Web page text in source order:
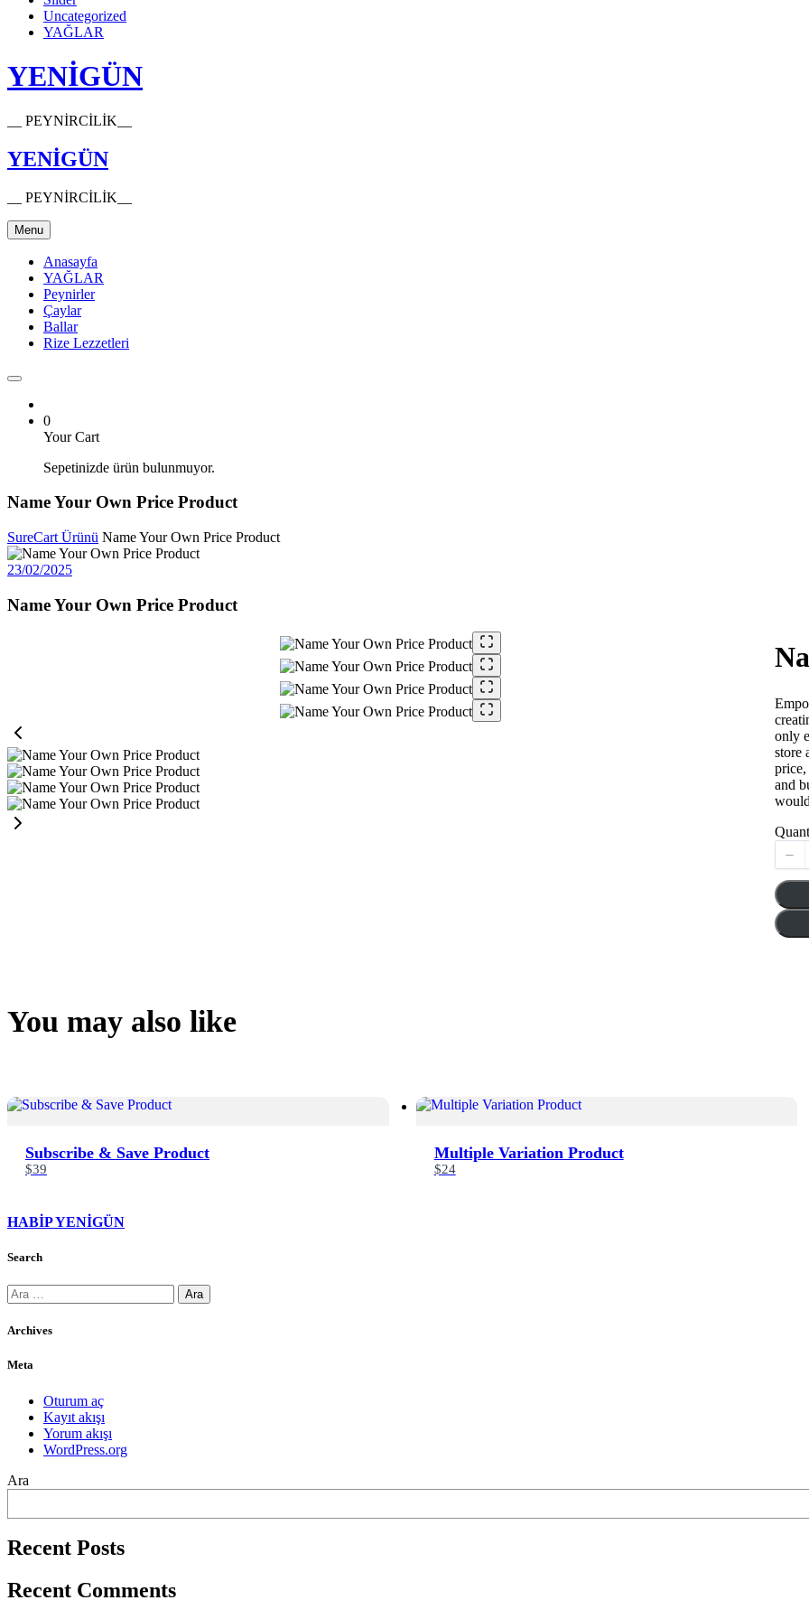
Uncategorized
YAĞLAR
YENİGÜN
__ PEYNİRCİLİK__
YENİGÜN
__ PEYNİRCİLİK__
Menu
Anasayfa
YAĞLAR
Peynirler
Çaylar
Ballar
Rize Lezzetleri
0
Your Cart
Sepetinizde ürün bulunmuyor.
Name Your Own Price Product
SureCart Ürünü Name Your Own Price Product
23/02/2025
Name Your Own Price Product
N
o
w
only
store
price,
and
You may also like
Subscribe & Save Product
$39
Multiple Variation Product
$24
HABİP YENİGÜN
Search
Arama:
Archives
Meta
Oturum aç
Kayıt akışı
Yorum akışı
WordPress.org
Ara
Recent Posts
Recent Comments